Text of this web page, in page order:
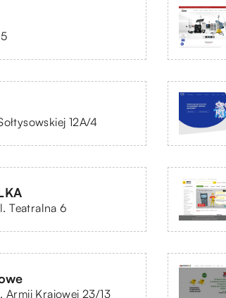
12A/4
Teatralna 6
Armii Krajowej 23/13